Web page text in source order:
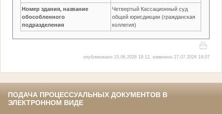
Номер здания, название
обособленного
подразделения
Четвертый Кассационный суд
общей юрисдикции (гражданская
коллегия)
опубликовано 15.06.2026 18:12, изменено 27.07.2026 19:07
ПОДАЧА ПРОЦЕССУАЛЬНЫХ ДОКУМЕНТОВ В
ЭЛЕКТРОННОМ ВИДЕ